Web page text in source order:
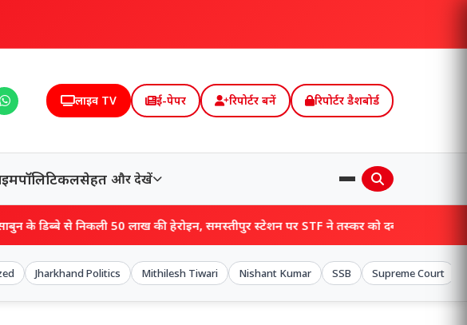
लाइव TV ई-पेपर रिपोर्टर बनें रिपोर्टर डैशबोर्ड
पॉलिटिकलसेहत और देखें
50 लाख की हेरोइन, समस्तीपुर स्टेशन पर STF ने तस्कर को दबोचा, खुलेंगे बड़े राज!
Jharkhand Politics Mithilesh Tiwari Nishant Kumar SSB Supreme Court